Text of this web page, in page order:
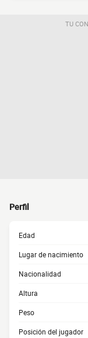
TU
Perfil
Edad
Lugar de nacimiento
Nacionalidad
Altura
Peso
Posición del jugador